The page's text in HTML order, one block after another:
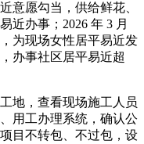
意愿勾当，供给鲜花、
近办事；2026 年 3 月
为现场女性居平易近发
办事社区居平易近超
，查看现场施工人员
用工办理系统，确认公
目不转包、不过包，设